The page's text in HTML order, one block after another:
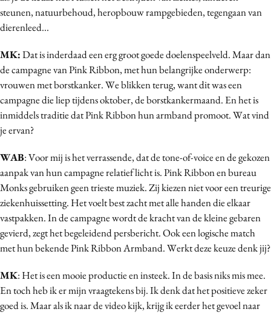
Reputatie & crisis
steunen, natuurbehoud, heropbouw rampgebieden, tegengaan van
dierenleed...
MK:Dat is inderdaad een erg groot goede doelenspeelveld. Maar dan
de campagne van Pink Ribbon, met hun belangrijke onderwerp:
vrouwen met borstkanker. We blikken terug, want dit was een
campagne die liep tijdens oktober, de borstkankermaand. En het is
inmiddels traditie dat Pink Ribbon hun armband promoot. Wat vind
je ervan?
WAB: Voor mij is het verrassende, dat de tone-of-voice en de gekozen
aanpak van hun campagne relatief licht is. Pink Ribbon en bureau
Monks gebruiken geen trieste muziek. Zij kiezen niet voor een treurige
ziekenhuissetting. Het voelt best zacht met alle handen die elkaar
vastpakken. In de campagne wordt de kracht van de kleine gebaren
gevierd, zegt het begeleidend persbericht. Ook een logische match
met hun bekende Pink Ribbon Armband. Werkt deze keuze denk jij?
MK: Het is een mooie productie en insteek. In de basis niks mis mee.
En toch heb ik er mijn vraagtekens bij. Ik denk dat het positieve zeker
goed is. Maar als ik naar de video kijk, krijg ik eerder het gevoel naar